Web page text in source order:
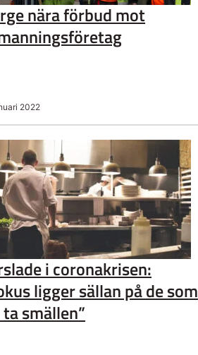
nära förbud mot
2022
i coronakrisen:
ligger sällan på de som
smällen”